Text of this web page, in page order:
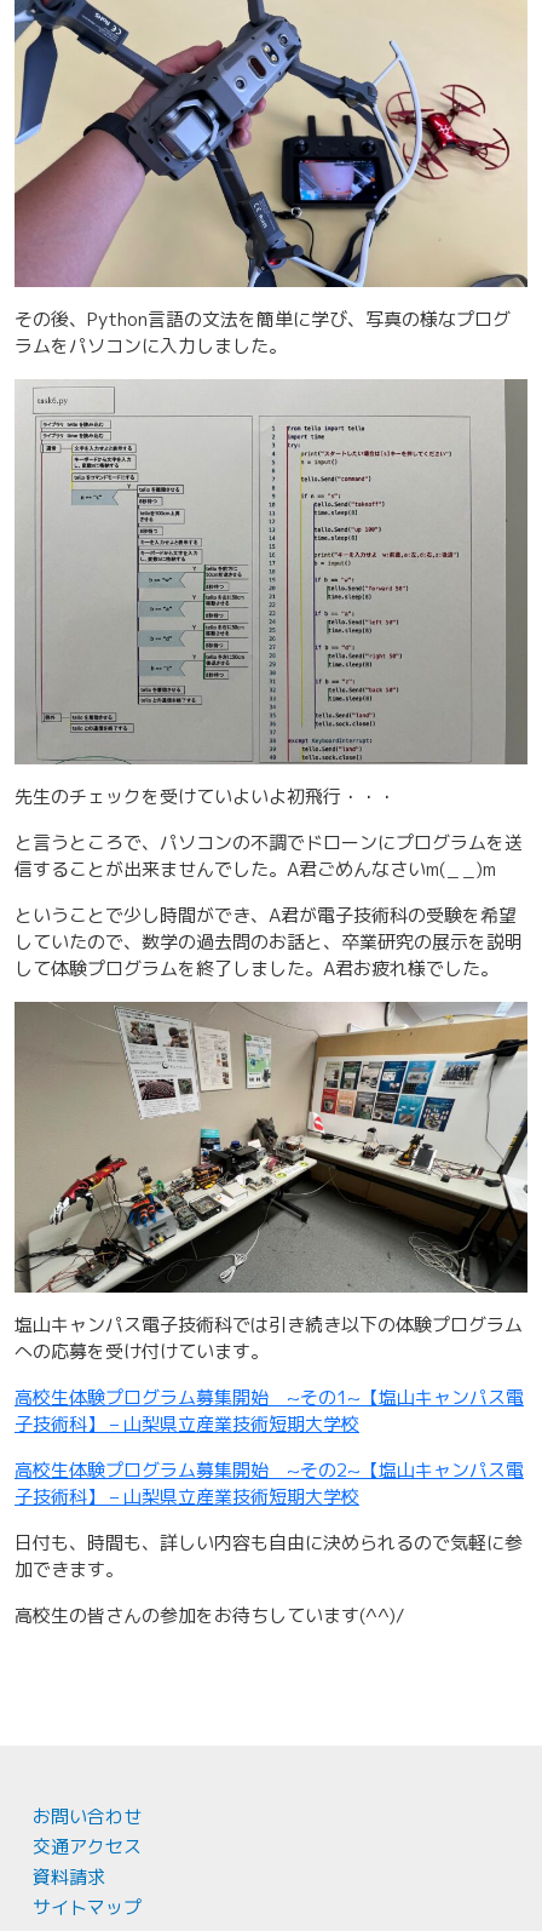
その後、Python言語の文法を簡単に学び、写真の様なプログ
ラムをパソコンに入力しました。
先生のチェックを受けていよいよ初飛行・・・
と言うところで、パソコンの不調でドローンにプログラムを送
信することが出来ませんでした。A君ごめんなさいm(_ _)m
ということで少し時間ができ、A君が電子技術科の受験を希望
していたので、数学の過去問のお話と、卒業研究の展示を説明
して体験プログラムを終了しました。A君お疲れ様でした。
塩山キャンパス電子技術科では引き続き以下の体験プログラム
への応募を受け付けています。
高校生体験プログラム募集開始 ~その1~【塩山キャンパス電
子技術科】 – 山梨県立産業技術短期大学校
高校生体験プログラム募集開始 ~その2~【塩山キャンパス電
子技術科】 – 山梨県立産業技術短期大学校
日付も、時間も、詳しい内容も自由に決められるので気軽に参
加できます。
高校生の皆さんの参加をお待ちしています(^^)/
お問い合わせ
交通アクセス
資料請求
サイトマップ